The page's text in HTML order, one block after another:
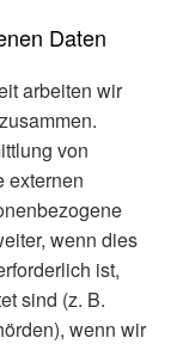
Daten
arbeiten wir
von
externen
wenn dies
ist,
sind (z. B.
wenn wir